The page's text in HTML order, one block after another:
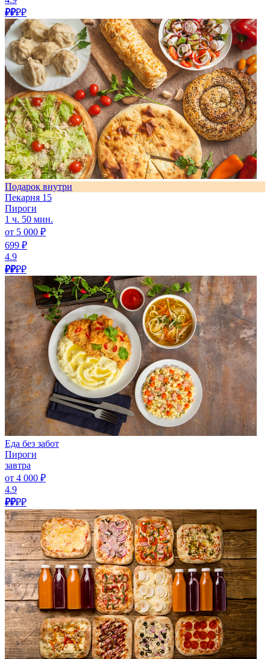
₽₽₽₽
Подарок внутри
Пекарня 15
Пироги
1 ч. 50 мин.
от 5 000 ₽
699 ₽
4.9
₽₽₽₽
Еда без забот
Пироги
завтра
от 4 000 ₽
4.9
₽₽₽₽